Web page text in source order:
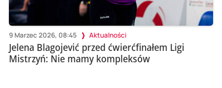
9 Marzec 2026, 08:45 Aktualności
Jelena Blagojević przed ćwierćfinałem Ligi
Mistrzyń: Nie mamy kompleksów